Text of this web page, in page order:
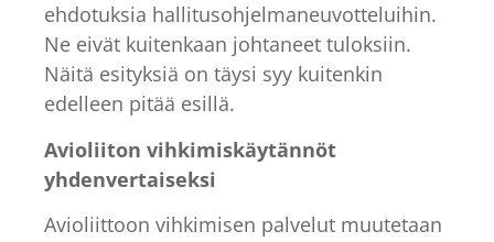
ehdotuksia hallitusohjelmaneuvotteluihin.
Ne eivät kuitenkaan johtaneet tuloksiin.
Näitä esityksiä on täysi syy kuitenkin
edelleen pitää esillä.
Avioliiton vihkimiskäytännöt
yhdenvertaiseksi
Avioliittoon vihkimisen palvelut muutetaan